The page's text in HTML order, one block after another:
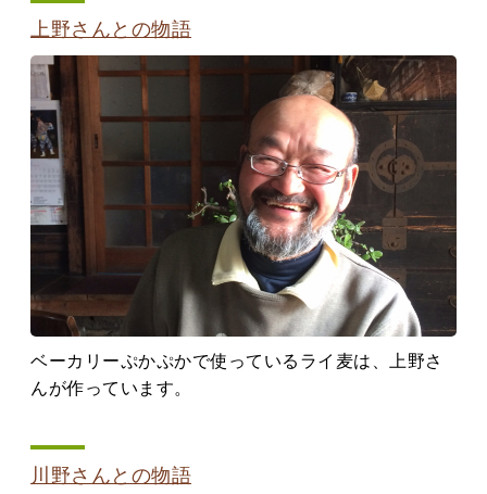
上野さんとの物語
ベーカリーぷかぷかで使っているライ麦は、上野さ
んが作っています。
川野さんとの物語